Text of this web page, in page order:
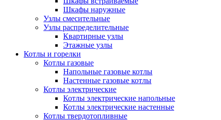
Шкафы наружные
Узлы смесительные
Узлы распределительные
Квартирные узлы
Этажные узлы
Котлы и горелки
Котлы газовые
Напольные газовые котлы
Настенные газовые котлы
Котлы электрические
Котлы электрические напольные
Котлы электрические настенные
Котлы твердотопливные